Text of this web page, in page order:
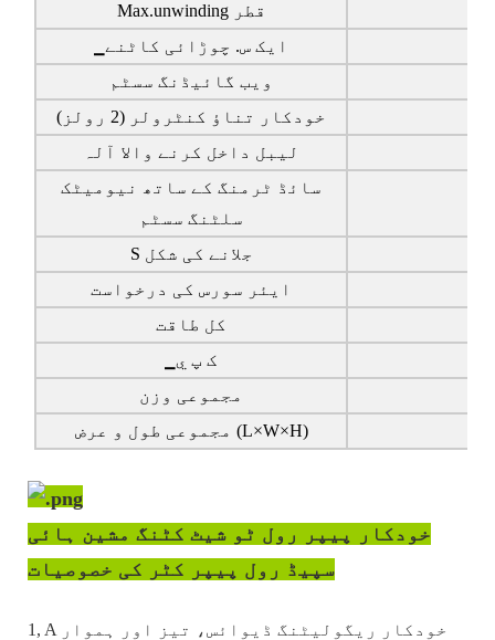
Max.unwinding قطر
▁ایک س. چوڑائی کاٹنے
ویب گائیڈنگ سسٹم
خودکار تناؤ کنٹرولر (2 رولز)
لیبل داخل کرنے والا آلہ
سائڈ ٹرمنگ کے ساتھ نیومیٹک
سلٹنگ سسٹم
S جلانے کی شکل
ایئر سورس کی درخواست
کل طاقت
▁ک پ ي
مجموعی وزن
مجموعی طول و عرض (L×W×H)
خودکار پیپر رول ٹو شیٹ کٹنگ مشین ہائی
سپیڈ رول پیپر کٹر کی خصوصیات
1, A